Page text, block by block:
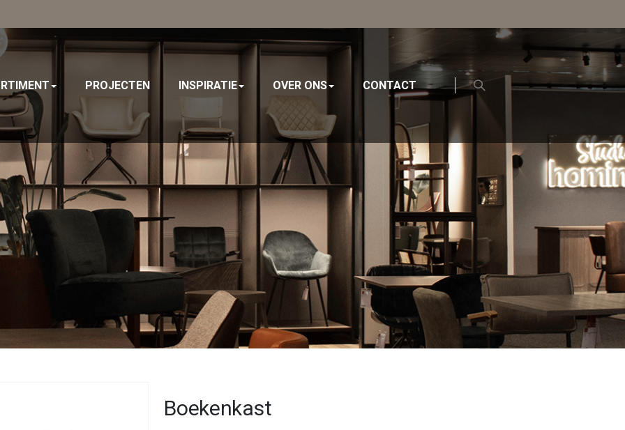
PROJECTEN INSPIRATIE OVER ONS CONTACT
Boekenkast